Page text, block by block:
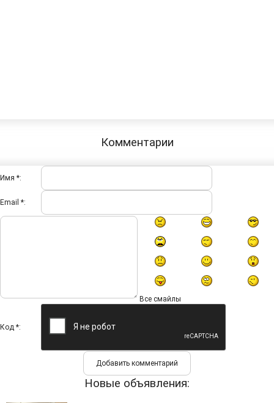
Комментарии
Имя *:
Email *:
Все смайлы
Код *:
Новые объявления: